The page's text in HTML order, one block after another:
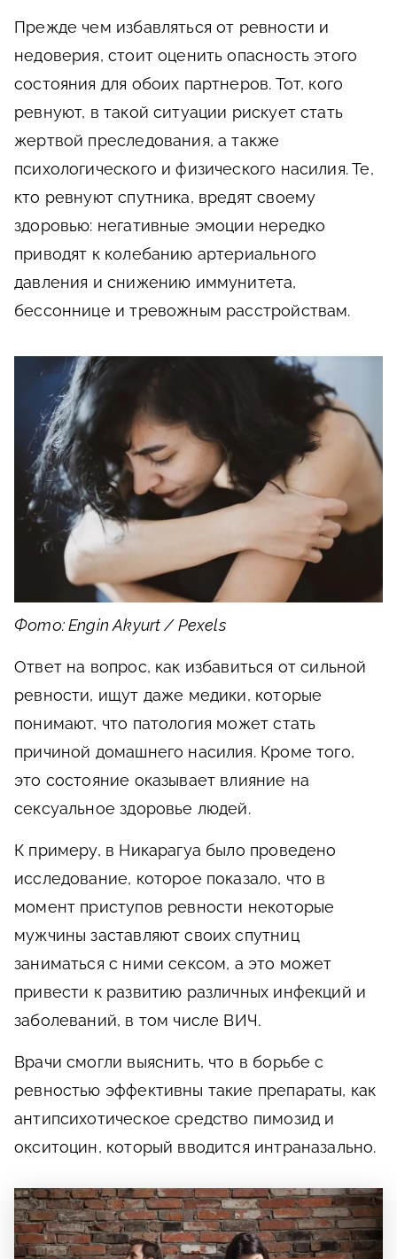
Прежде чем избавляться от ревности и
недоверия, стоит оценить опасность этого
состояния для обоих партнеров. Тот, кого
ревнуют, в такой ситуации рискует стать
жертвой преследования, а также
психологического и физического насилия. Те,
кто ревнуют спутника, вредят своему
здоровью: негативные эмоции нередко
приводят к колебанию артериального
давления и снижению иммунитета,
бессоннице и тревожным расстройствам.
Фото: Engin Akyurt / Pexels
Ответ на вопрос, как избавиться от сильной
ревности, ищут даже медики, которые
понимают, что патология может стать
причиной домашнего насилия. Кроме того,
это состояние оказывает влияние на
сексуальное здоровье людей.
К примеру, в Никарагуа было проведено
исследование, которое показало, что в
момент приступов ревности некоторые
мужчины заставляют своих спутниц
заниматься с ними сексом, а это может
привести к развитию различных инфекций и
заболеваний, в том числе ВИЧ.
Врачи смогли выяснить, что в борьбе с
ревностью эффективны такие препараты, как
антипсихотическое средство пимозид и
окситоцин, который вводится интраназально.